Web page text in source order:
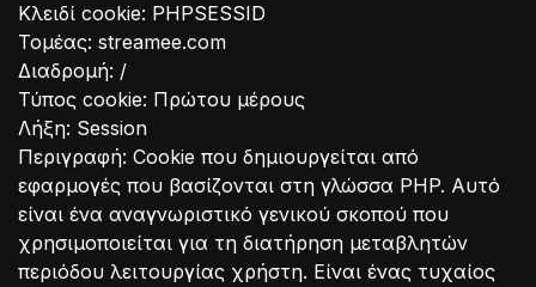
Κλειδί cookie: PHPSESSID
Τομέας: streamee.com
Διαδρομή: /
Τύπος cookie: Πρώτου μέρους
Λήξη: Session
Περιγραφή: Cookie που δημιουργείται από
εφαρμογές που βασίζονται στη γλώσσα PHP. Αυτό
είναι ένα αναγνωριστικό γενικού σκοπού που
χρησιμοποιείται για τη διατήρηση μεταβλητών
περιόδου λειτουργίας χρήστη. Είναι ένας τυχαίος